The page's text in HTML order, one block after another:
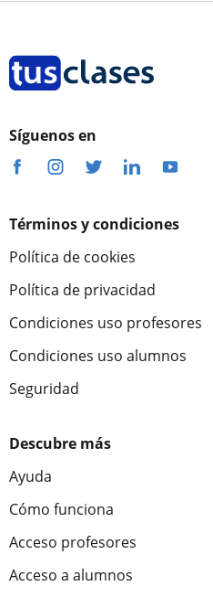
Síguenos en
Términos y condiciones
Política de cookies
Política de privacidad
Condiciones uso profesores
Condiciones uso alumnos
Seguridad
Descubre más
Ayuda
Cómo funciona
Acceso profesores
Acceso a alumnos